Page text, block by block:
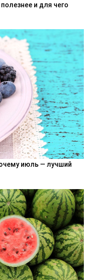
и для чего
июль — лучший